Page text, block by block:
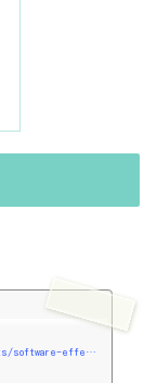
https://www.arturia.com/ja/products/software-effects/rev-plate140/overview